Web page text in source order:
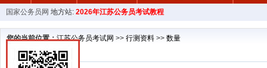
国家公务员网 地方站: 2026年江苏公务员考试教程
您的当前位置：江苏公务员考试网 >> 行测资料 >> 数量